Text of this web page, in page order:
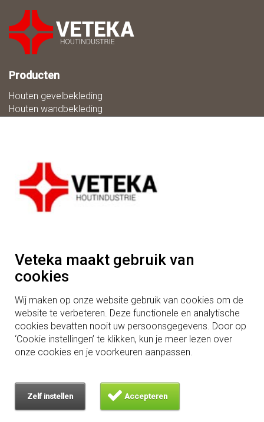
ZaagMaat
Veteka maakt gebruik van
cookies
Wij maken op onze website gebruik van cookies om de
website te verbeteren. Deze functionele en analytische
cookies bevatten nooit uw persoonsgegevens. Door op
‘Cookie instellingen’ te klikken, kun je meer lezen over
onze cookies en je voorkeuren aanpassen.
Zelf instellen Accepteren
Producten
Houten gevelbekleding
Houten wandbekleding
Alle gevelprofielen
Profielen voor horizontale montage
Profielen voor verticale montage
Profielen voor een open gevel
Profielen voor een gesloten gevel
Houtkennis
Welke houtsoort voor gevelbekleding?
Open of gesloten gevelbekleding
Horizontale of verticale gevelbekleding
Belangrijke info brandvertragend hout
Eisen houten gevel en brandveiligheid
Eisen houten wanden en brandveiligheid
Gebruiksklasse, Risicoklasse en Duurzaamheidsklasse
Is thermisch gemodificeerd hout duurzaam?
Waarom hout - 100 pluspunten van hout